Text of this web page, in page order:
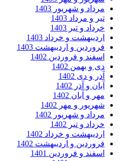
و شهریور 1403
و مرداد 1403
و تیر 1403
و خرداد 1403
و اردیبهشت 1403
و فروردین 1402
و بهمن 1402
و دی 1402
و آذر 1402
و آبان 1402
و مهر 1402
و شهریور 1402
و تیر 1402
و خرداد 1402
و اردیبهشت 1402
و فروردین 1401